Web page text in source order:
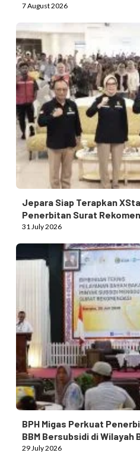
7 August 2026
Jepara Siap Terapkan
Penerbitan Surat
31 July 2026
BPH Migas Perkuat
BBM Bersubsidi di Wilayah
29 July 2026